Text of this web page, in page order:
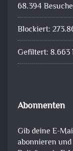
68.394 Besuche
Blockiert:
Gefiltert: 8.663
Abonnenten
Gib deine E-
abonnieren